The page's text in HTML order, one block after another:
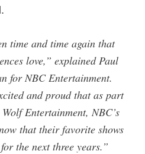
time and time again that
love,” explained Paul
for NBC Entertainment.
and proud that as part
Entertainment, NBC’s
that their favorite shows
the next three years.”